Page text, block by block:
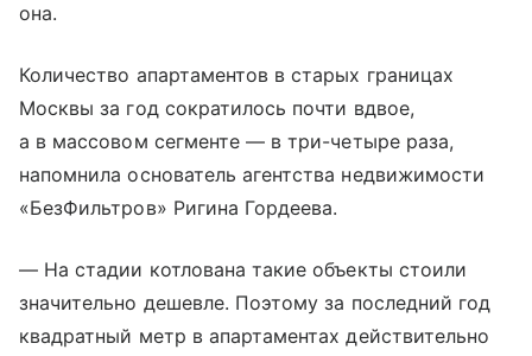
она.
Количество апартаментов в старых границах
Москвы за год сократилось почти вдвое,
а в массовом сегменте — в три-четыре раза,
напомнила основатель агентства недвижимости
«БезФильтров» Ригина Гордеева.
— На стадии котлована такие объекты стоили
значительно дешевле. Поэтому за последний год
квадратный метр в апартаментах действительно